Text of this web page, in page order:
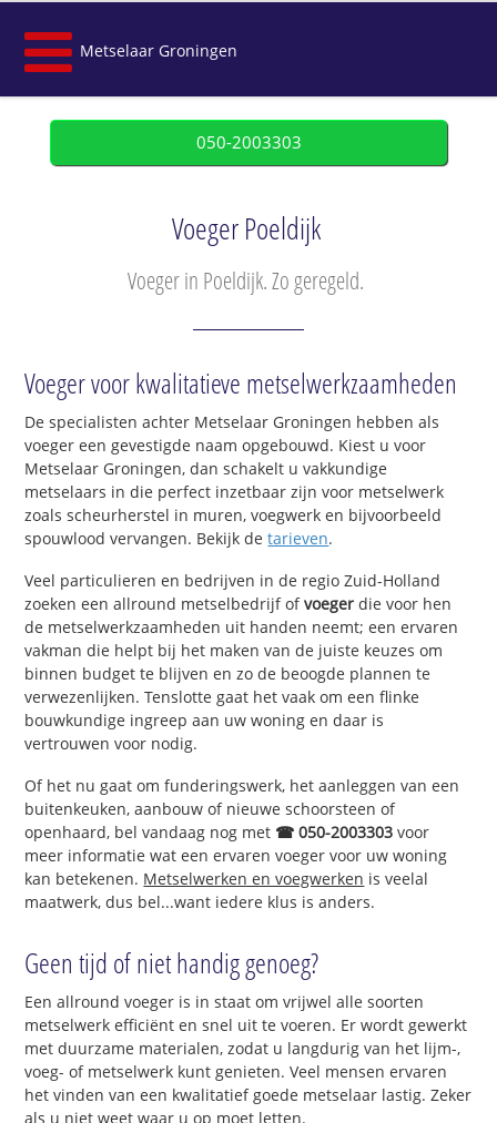
Metselaar Groningen
050-2003303
Voeger Poeldijk
Voeger in Poeldijk. Zo geregeld.
Voeger voor kwalitatieve metselwerkzaamheden
De specialisten achter Metselaar Groningen hebben als
voeger een gevestigde naam opgebouwd. Kiest u voor
Metselaar Groningen, dan schakelt u vakkundige
metselaars in die perfect inzetbaar zijn voor metselwerk
zoals scheurherstel in muren, voegwerk en bijvoorbeeld
spouwlood vervangen. Bekijk detarieven.
Veel particulieren en bedrijven in de regio Zuid-Holland
zoeken een allround metselbedrijf ofvoeger die voor hen
de metselwerkzaamheden uit handen neemt; een ervaren
vakman die helpt bij het maken van de juiste keuzes om
binnen budget te blijven en zo de beoogde plannen te
verwezenlijken. Tenslotte gaat het vaak om een flinke
bouwkundige ingreep aan uw woning en daar is
vertrouwen voor nodig.
Of het nu gaat om funderingswerk, het aanleggen van een
buitenkeuken, aanbouw of nieuwe schoorsteen of
openhaard, bel vandaag nog met ☎ 050-2003303 voor
meer informatie wat een ervaren voeger voor uw woning
kan betekenen. Metselwerken en voegwerken is veelal
maatwerk, dus bel...want iedere klus is anders.
Geen tijd of niet handig genoeg?
Een allround voeger is in staat om vrijwel alle soorten
metselwerk efficiënt en snel uit te voeren. Er wordt gewerkt
met duurzame materialen, zodat u langdurig van het lijm-,
voeg- of metselwerk kunt genieten. Veel mensen ervaren
het vinden van een kwalitatief goede metselaar lastig. Zeker
als u niet weet waar u op moet letten.